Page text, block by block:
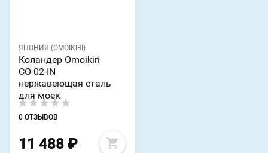
ЯПОНИЯ (OMOIKIRI)
Коландер Omoikiri
CO-02-IN
нержавеющая сталь
для моек
0 ОТЗЫВОВ
11 488 ₽